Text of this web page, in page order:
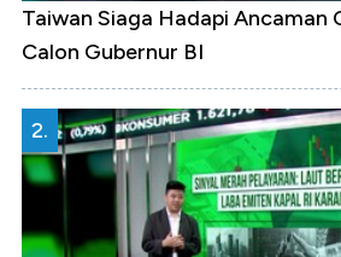
Taiwan Siaga Hadapi Ancaman
Calon Gubernur BI
2.